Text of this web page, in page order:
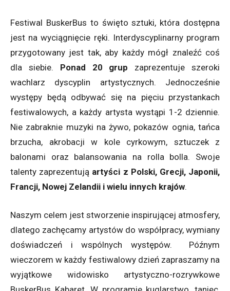
Festiwal BuskerBus to święto sztuki, która dostępna
jest na wyciągnięcie ręki. Interdyscyplinarny program
przygotowany jest tak, aby każdy mógł znaleźć coś
dla siebie. Ponad 20 grup zaprezentuje szeroki
wachlarz dyscyplin artystycznych. Jednocześnie
występy będą odbywać się na pięciu przystankach
festiwalowych, a każdy artysta wystąpi 1-2 dziennie.
Nie zabraknie muzyki na żywo, pokazów ognia, tańca
brzucha, akrobacji w kole cyrkowym, sztuczek z
balonami oraz balansowania na rolla bolla. Swoje
talenty zaprezentują artyści z Polski, Grecji, Japonii,
Francji, Nowej Zelandii i wielu innych krajów.
Naszym celem jest stworzenie inspirującej atmosfery,
dlatego zachęcamy artystów do współpracy, wymiany
doświadczeń i wspólnych występów. Późnym
wieczorem w każdy festiwalowy dzień zapraszamy na
wyjątkowe widowisko artystyczno-rozrywkowe